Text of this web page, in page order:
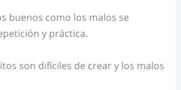
buenos como los malos se
y práctica.
son difíciles de crear y los malos